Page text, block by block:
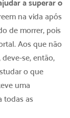
a superar o
na vida após
de morrer, pois
Aos que não
se, então,
o que
uma
todas as